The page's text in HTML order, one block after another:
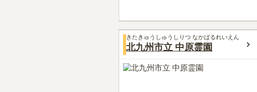
きたきゅうしゅうしりつ なかばるれいえん
北九州市立 中原霊園